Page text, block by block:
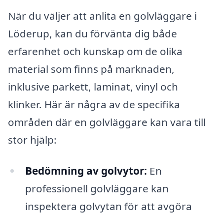
När du väljer att anlita en golvläggare i
Löderup, kan du förvänta dig både
erfarenhet och kunskap om de olika
material som finns på marknaden,
inklusive parkett, laminat, vinyl och
klinker. Här är några av de specifika
områden där en golvläggare kan vara till
stor hjälp:
Bedömning av golvytor: En
professionell golvläggare kan
inspektera golvytan för att avgöra